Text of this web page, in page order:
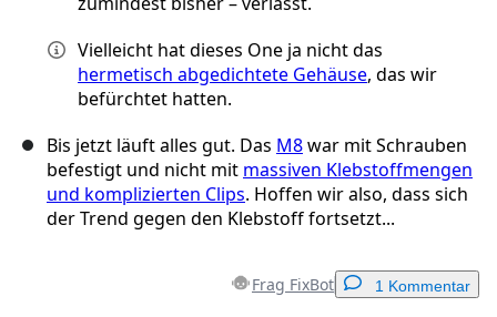
Vielleicht hat dieses One ja nicht das
hermetisch abgedichtete Gehäuse, das wir
befürchtet hatten.
Bis jetzt läuft alles gut. Das M8war mit Schrauben
befestigt und nicht mit massiven Klebstoffmengen
und komplizierten Clips. Hoffen wir also, dass sich
der Trend gegen den Klebstoff fortsetzt...
Frag FixBot 1 Kommentar